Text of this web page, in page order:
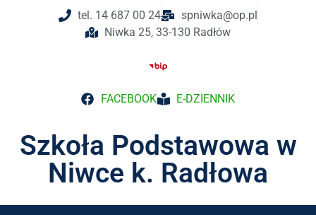
tel. 14 687 00 24
spniwka@op.pl
Niwka 25, 33-130 Radłów
FACEBOOK E-DZIENNIK
Szkoła Podstawowa w
Niwce k. Radłowa